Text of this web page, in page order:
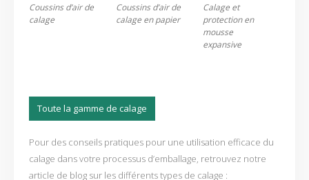
Coussins d’air de
calage
Coussins d’air de
calage en papier
Calage et
protection en
mousse
expansive
Toute la gamme de calage
Pour des conseils pratiques pour une utilisation efficace du
calage dans votre processus d’emballage, retrouvez notre
article de blog sur les différents types de calage :